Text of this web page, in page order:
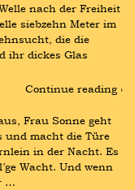
nach der Freiheit
siebzehn Meter im
die die
ihr dickes Glas
Continue reading ›
Frau Sonne geht
und macht die Türe
in der Nacht. Es
Wacht. Und wenn
…